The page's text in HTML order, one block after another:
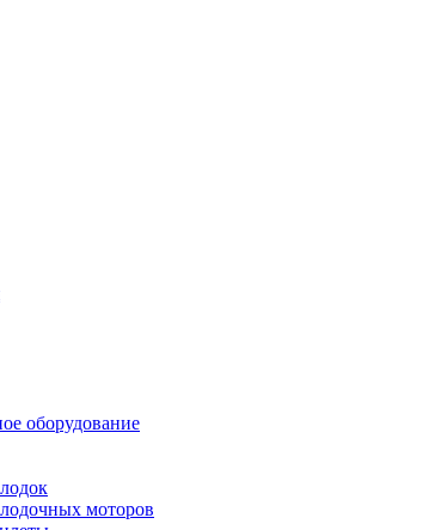
оборудование
моторов